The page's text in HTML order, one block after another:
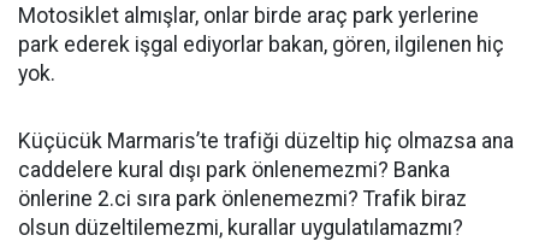
Motosiklet almışlar, onlar birde araç park yerlerine
park ederek işgal ediyorlar bakan, gören, ilgilenen hiç
yok.
Küçücük Marmaris’te trafiği düzeltip hiç olmazsa ana
caddelere kural dışı park önlenemezmi? Banka
önlerine 2.ci sıra park önlenemezmi? Trafik biraz
olsun düzeltilemezmi, kurallar uygulatılamazmı?